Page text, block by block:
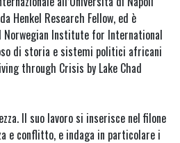
Henkel Research Fellow, ed è
Norwegian Institute for International
di storia e sistemi politici africani
through Crisis by Lake Chad
Il suo lavoro si inserisce nel filone
e conflitto, e indaga in particolare i